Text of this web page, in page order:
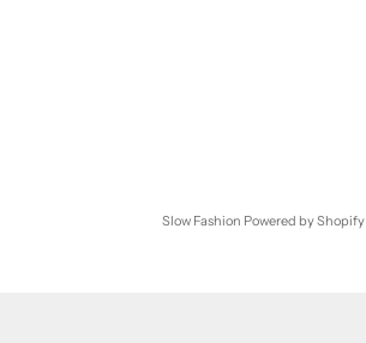
Powered by Shopify